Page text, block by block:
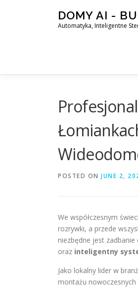
DOMY AI -
Automatyka, Inteligentne
POSTED ON JUNE 2,
We współczesnym
rozrywki, a przede
niezbędne jest
oraz inteligentny
Jako lokalny lider w
montażu